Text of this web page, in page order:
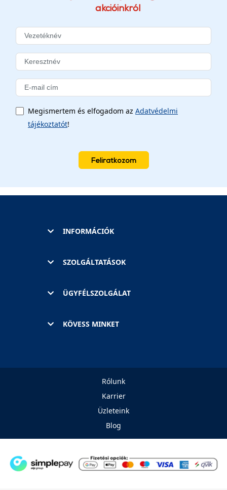
akcióinkról
Megismertem és elfogadom az Adatvédelmi
tájékoztatót!
Feliratkozom
INFORMÁCIÓK
SZOLGÁLTATÁSOK
ÜGYFÉLSZOLGÁLAT
KÖVESS MINKET
Rólunk
Karrier
Üzleteink
Blog